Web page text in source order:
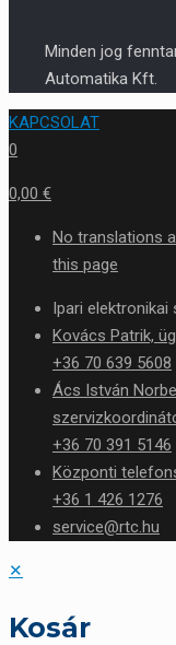
Minden jog
Automatika Kft.
KAPCSOLAT
0
0,00 €
No translations
this page
Ipari elektronikai
Kovács Patrik,
+36 70 639 5608
Ács István
+36 70 391 5146
Központi
+36 1 426 1276
service@rtc.hu
✕
Kosár